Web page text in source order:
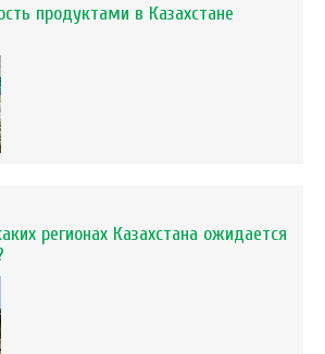
продуктами в Казахстане
регионах Казахстана ожидается